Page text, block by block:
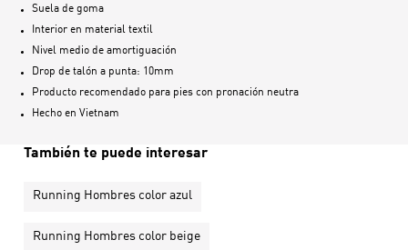
Suela de goma
Interior en material textil
Nivel medio de amortiguación
Drop de talón a punta: 10mm
Producto recomendado para pies con pronación neutra
Hecho en Vietnam
También te puede interesar
Running Hombres color azul
Running Hombres color beige